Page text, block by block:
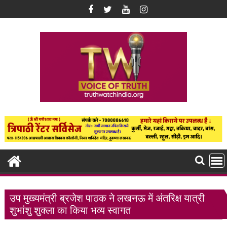
to
उप मुख्यमंत्री ब्रजेश पाठक ने लखनऊ में अंतरिक्ष यात्री
शुभांशु शुक्ला का किया भव्य स्वागत